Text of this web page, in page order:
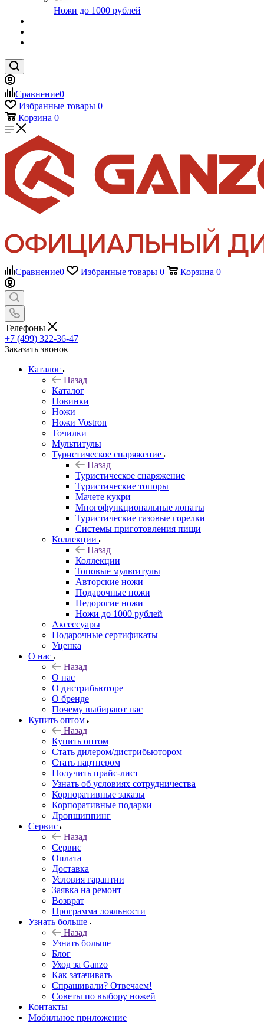
Ножи до 1000 рублей
Сравнение0
Избранные товары 0
Корзина 0
Сравнение0 Избранные товары 0 Корзина 0
Телефоны
+7 (499) 322-36-47
Заказать звонок
Каталог
Назад
Каталог
Новинки
Ножи
Ножи Vostron
Точилки
Мультитулы
Туристическое снаряжение
Назад
Туристическое снаряжение
Туристические топоры
Мачете кукри
Многофункциональные лопаты
Туристические газовые горелки
Системы приготовления пищи
Коллекции
Назад
Коллекции
Топовые мультитулы
Авторские ножи
Подарочные ножи
Недорогие ножи
Ножи до 1000 рублей
Аксессуары
Подарочные сертификаты
Уценка
О нас
Назад
О нас
О дистрибьюторе
О бренде
Почему выбирают нас
Купить оптом
Назад
Купить оптом
Стать дилером/дистрибьютором
Стать партнером
Получить прайс-лист
Узнать об условиях сотрудничества
Корпоративные заказы
Корпоративные подарки
Дропшиппинг
Сервис
Назад
Сервис
Оплата
Доставка
Условия гарантии
Заявка на ремонт
Возврат
Программа лояльности
Узнать больше
Назад
Узнать больше
Блог
Уход за Ganzo
Как затачивать
Спрашивали? Отвечаем!
Советы по выбору ножей
Контакты
Мобильное приложение